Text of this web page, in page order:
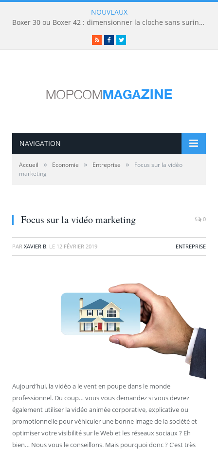
NOUVEAUX
Boxer 30 ou Boxer 42 : dimensionner la cloche sans surinvestir
RSSFacebookTwitter
NAVIGATION
Accueil » Economie » Entreprise »
Focus sur la vidéo
marketing
Focus sur la vidéo marketing 0
PAR XAVIER B. LE 12 FÉVRIER 2019 ENTREPRISE
Aujourd’hui, la vidéo a le vent en poupe dans le monde
professionnel. Du coup… vous vous demandez si vous devrez
également utiliser la vidéo animée corporative, explicative ou
promotionnelle pour véhiculer une bonne image de la société et
optimiser votre visibilité sur le Web et les réseaux sociaux ? Eh
bien… Nous vous le conseillons. Mais pourquoi donc ? C’est très